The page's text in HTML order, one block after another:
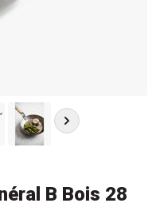
B Bois 28